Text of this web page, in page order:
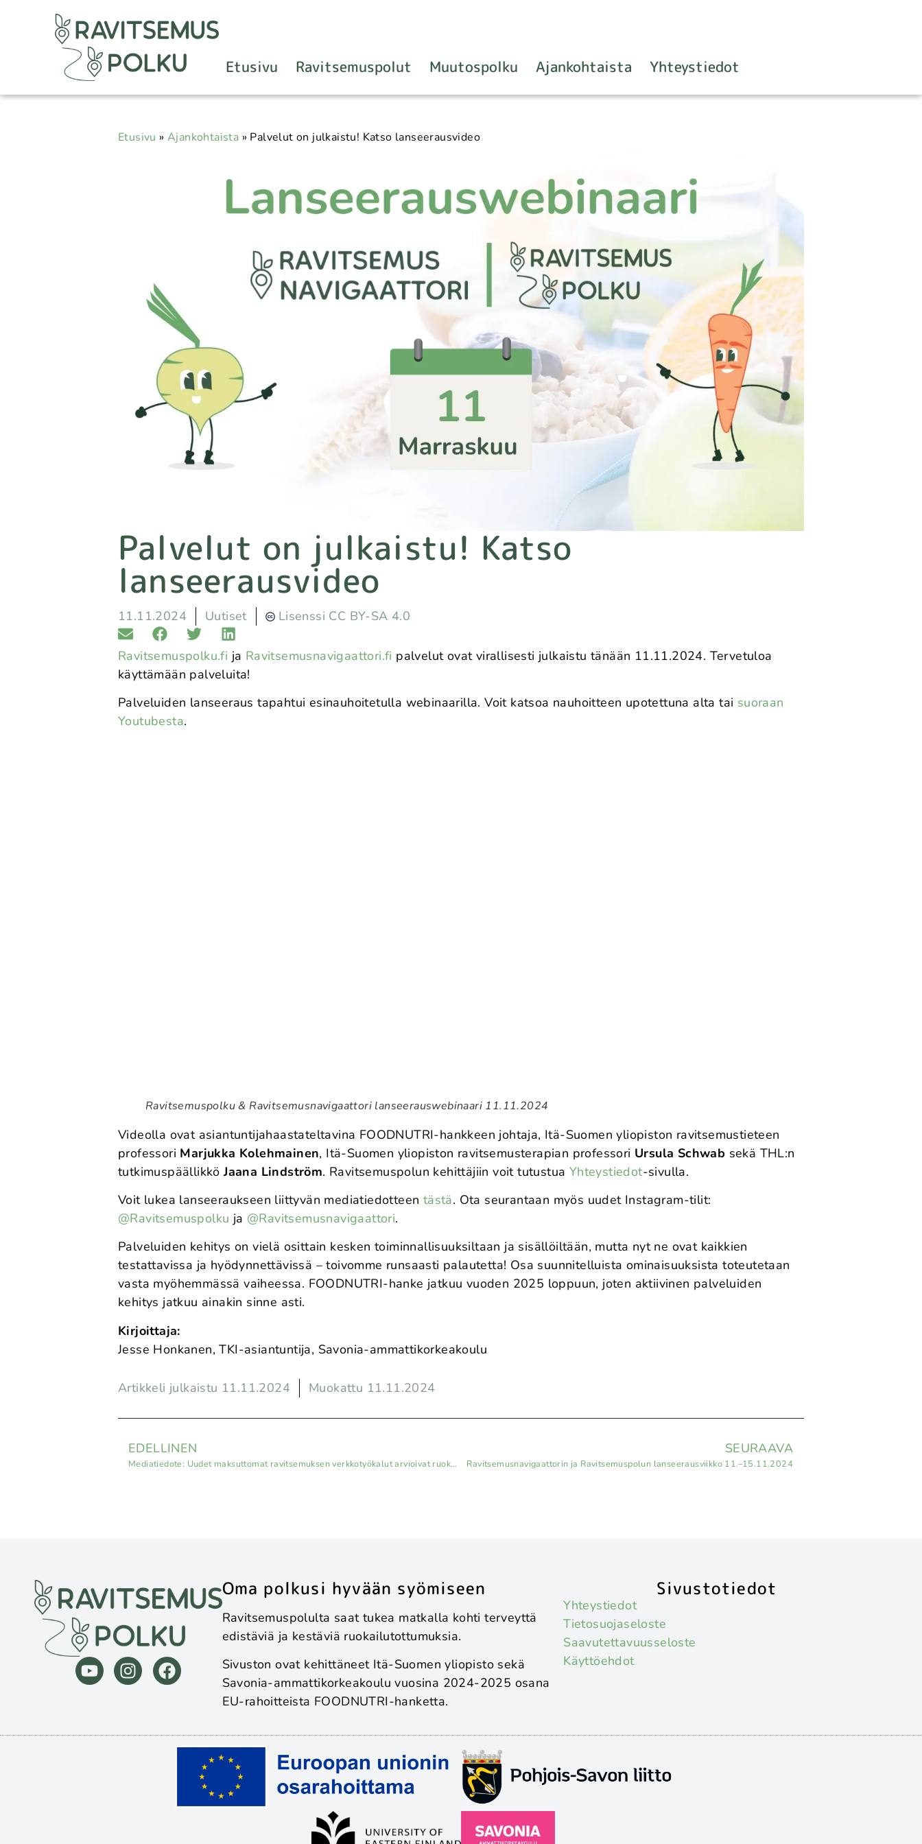
Etusivu Ravitsemuspolut Muutospolku Ajankohtaista Yhteystiedot
Etusivu »Ajankohtaista » Palvelut on julkaistu! Katso lanseerausvideo
Palvelut on julkaistu! Katso
lanseerausvideo
11.11.2024 Uutiset Lisenssi CC BY-SA 4.0
Ravitsemuspolku.fi ja Ravitsemusnavigaattori.fi palvelut ovat virallisesti julkaistu tänään 11.11.2024. Tervetuloa
käyttämään palveluita!
Palveluiden lanseeraus tapahtui esinauhoitetulla webinaarilla. Voit katsoa nauhoitteen upotettuna alta tai suoraan
Youtubesta.
Ravitsemuspolku & Ravitsemusnavigaattori lanseerauswebinaari 11.11.2024
Videolla ovat asiantuntijahaastateltavina FOODNUTRI-hankkeen johtaja, Itä-Suomen yliopiston ravitsemustieteen
professori Marjukka Kolehmainen, Itä-Suomen yliopiston ravitsemusterapian professori Ursula Schwab sekä THL:n
tutkimuspäällikköJaana Lindström. Ravitsemuspolun kehittäjiin voit tutustua Yhteystiedot-sivulla.
Voit lukea lanseeraukseen liittyvän mediatiedotteen tästä. Ota seurantaan myös uudet Instagram-tilit:
@Ravitsemuspolku ja @Ravitsemusnavigaattori.
Palveluiden kehitys on vielä osittain kesken toiminnallisuuksiltaan ja sisällöiltään, mutta nyt ne ovat kaikkien
testattavissa ja hyödynnettävissä – toivomme runsaasti palautetta! Osa suunnitelluista ominaisuuksista toteutetaan
vasta myöhemmässä vaiheessa. FOODNUTRI-hanke jatkuu vuoden 2025 loppuun, joten aktiivinen palveluiden
kehitys jatkuu ainakin sinne asti.
Kirjoittaja:
Jesse Honkanen, TKI-asiantuntija, Savonia-ammattikorkeakoulu
Artikkeli julkaistu 11.11.2024 Muokattu 11.11.2024
EDELLINEN
Mediatiedote: Uudet maksuttomat ravitsemuksen verkkotyökalut arvioivat ruokavaliosi ja tukevat hyvään syömiseen
SEURAAVA
Ravitsemusnavigaattorin ja Ravitsemuspolun lanseerausviikko 11.–15.11.2024
Oma polkusi hyvään syömiseen
Ravitsemuspolulta saat tukea matkalla kohti terveyttä
edistäviä ja kestäviä ruokailutottumuksia.
Sivuston ovat kehittäneet Itä-Suomen yliopisto sekä
Savonia-ammattikorkeakoulu vuosina 2024-2025 osana
EU-rahoitteista FOODNUTRI-hanketta.
Sivustotiedot
Yhteystiedot
Tietosuojaseloste
Saavutettavuusseloste
Käyttöehdot